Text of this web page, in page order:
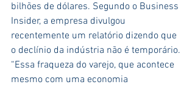
bilhões de dólares. Segundo o Business
Insider, a empresa divulgou
recentemente um relatório dizendo que
o declínio da indústria não é temporário.
“Essa fraqueza do varejo, que acontece
mesmo com uma economia